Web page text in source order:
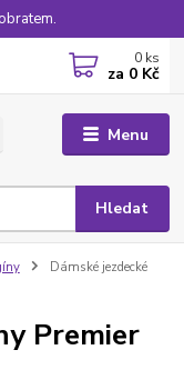
Menu
Hledat
0 ks
za 0 Kč
Dámské jezdecké
Premier